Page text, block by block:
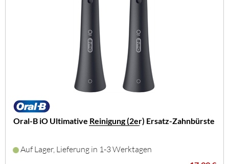
Oral-B iO Ultimative Reinigung (2er) Ersatz-Zahnbürste
Auf Lager, Lieferung in 1-3 Werktagen